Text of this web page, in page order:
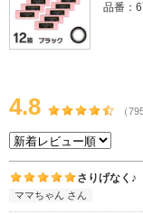
品番：
4.8 （
さりげなく♪
ママちゃん さん